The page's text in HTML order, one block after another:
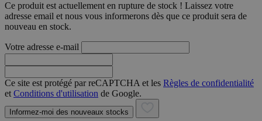
Ce produit est actuellement en rupture de stock ! Laissez votre
adresse email et nous vous informerons dès que ce produit sera de
nouveau en stock.
Votre adresse e-mail
Ce site est protégé par reCAPTCHA et les Règles de confidentialité
et Conditions d'utilisation de Google.
Informez-moi des nouveaux stocks